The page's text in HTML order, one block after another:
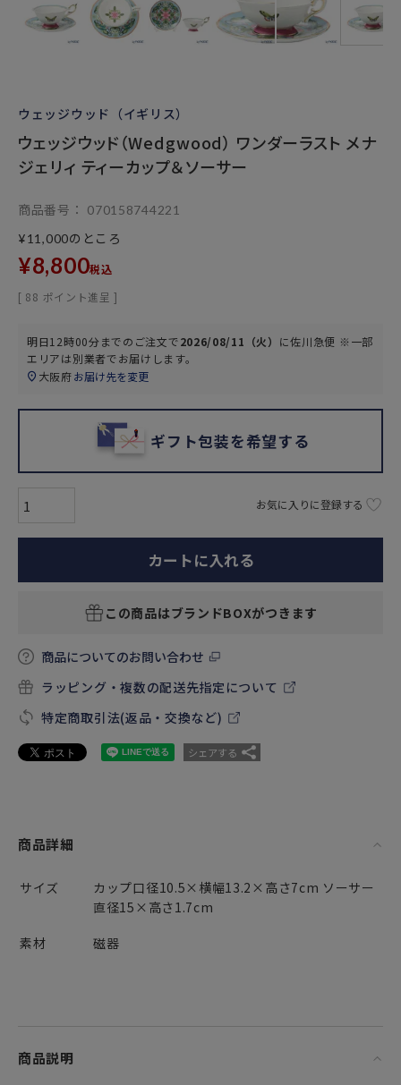
ウェッジウッド（イギリス）
ウェッジウッド（Wedgwood） ワンダーラスト メナ
ジェリィ ティーカップ＆ソーサー
商品番号
070158744221
¥11,000のところ
¥8,800税込
[ 88 ポイント進呈 ]
明日12時00分までのご注文で2026/08/11（火） に佐川急便 ※一部
エリアは別業者でお届けします。
大阪府お届け先を変更
ギフト包装を希望する
お気に入りに登録する
カートに入れる
この商品はブランドBOXがつきます
商品についてのお問い合わせ
ラッピング・複数の配送先指定について
特定商取引法(返品・交換など)
シェアする
商品詳細
サイズ
カップ口径10.5×横幅13.2×高さ7cm ソーサー
直径15×高さ1.7cm
素材
磁器
商品説明